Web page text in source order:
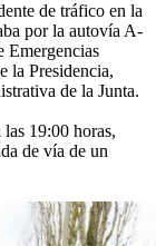
de tráfico en la
por la autovía A-
Emergencias
la Presidencia,
de la Junta.
19:00 horas,
de vía de un